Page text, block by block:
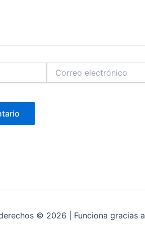
electrónico
© 2026 | Funciona gracias a